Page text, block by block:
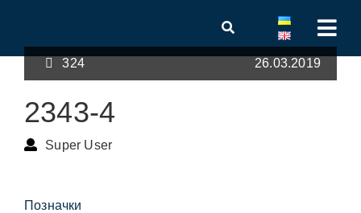
324 26.03.2019
2343-4
Super User
Позначки